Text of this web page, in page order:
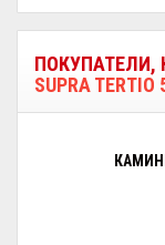
ПОКУПАТЕЛИ,
SUPRA TERTIO